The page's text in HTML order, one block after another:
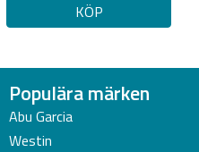
KÖP
Populära märken
Abu Garcia
Westin